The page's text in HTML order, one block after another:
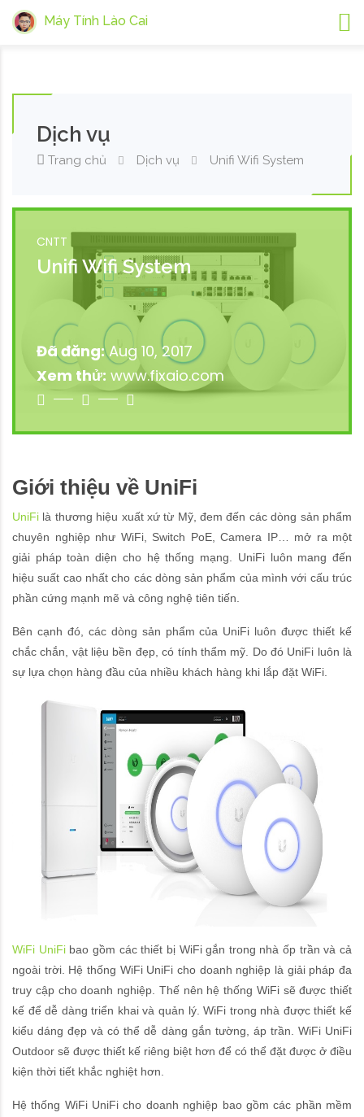
Máy Tính Lào Cai
Dịch vụ
Trang chủ Dịch vụ Unifi Wifi System
CNTT
Unifi Wifi System
Đã đăng:Aug 10, 2017
Xem thử: www.fixaio.com
Giới thiệu về UniFi
UniFi là thương hiệu xuất xứ từ Mỹ, đem đến các dòng sản phẩm
chuyên nghiệp như WiFi, Switch PoE, Camera IP… mở ra một
giải pháp toàn diện cho hệ thống mạng. UniFi luôn mang đến
hiệu suất cao nhất cho các dòng sản phẩm của mình với cấu trúc
phần cứng mạnh mẽ và công nghệ tiên tiến.
Bên cạnh đó, các dòng sản phẩm của UniFi luôn được thiết kế
chắc chắn, vật liệu bền đẹp, có tính thẩm mỹ. Do đó UniFi luôn là
sự lựa chọn hàng đầu của nhiều khách hàng khi lắp đặt WiFi.
WiFi UniFibao gồm các thiết bị WiFi gắn trong nhà ốp trần và cả
ngoài trời. Hệ thống WiFi UniFi cho doanh nghiệp là giải pháp đa
truy cập cho doanh nghiệp. Thế nên hệ thống WiFi sẽ được thiết
kế để dễ dàng triển khai và quản lý. WiFi trong nhà được thiết kế
kiểu dáng đẹp và có thể dễ dàng gắn tường, áp trần. WiFi UniFi
Outdoor sẽ được thiết kế riêng biệt hơn để có thể đặt được ở điều
kiện thời tiết khắc nghiệt hơn.
Hệ thống WiFi UniFi cho doanh nghiệp bao gồm các phần mềm